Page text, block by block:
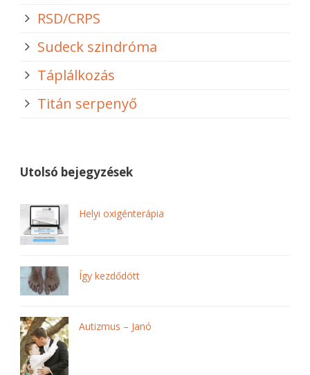
RSD/CRPS
Sudeck szindróma
Táplálkozás
Titán serpenyő
Utolsó bejegyzések
Helyi oxigénterápia
Így kezdődött
Autizmus – Janó